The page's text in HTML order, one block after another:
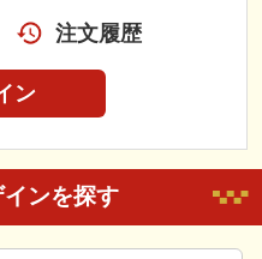
注文履歴
ン
ンを探す